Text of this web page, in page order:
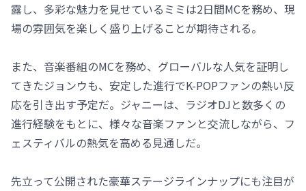
露し、多彩な魅力を見せているミミは2日間MCを務め、現
場の雰囲気を楽しく盛り上げることが期待される。
また、音楽番組のMCを務め、グローバルな人気を証明し
てきたジョンウも、安定した進行でK-POPファンの熱い反
応を引き出す予定だ。ジャニーは、ラジオDJと数多くの
進行経験をもとに、様々な音楽ファンと交流しながら、フ
ェスティバルの熱気を高める見通しだ。
先立って公開された豪華ステージラインナップにも注目が